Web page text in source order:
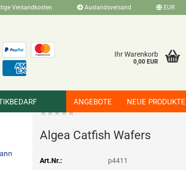
Versandkosten Auslandsversand EUR
Ihr Warenkorb
0,00 EUR
ANGEBOTE NEUE PRODUKTE
Algea Cat­fish Wa­fers
Art.Nr.:
p4411